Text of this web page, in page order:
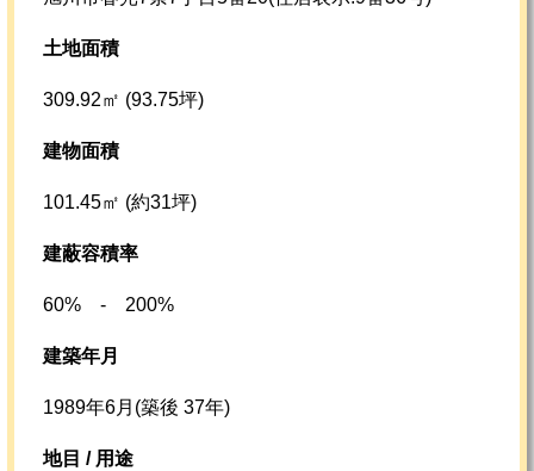
土地面積
309.92㎡ (93.75坪)
建物面積
101.45㎡ (約31坪)
建蔽容積率
60% - 200%
建築年月
1989年6月(築後 37年)
地目 / 用途